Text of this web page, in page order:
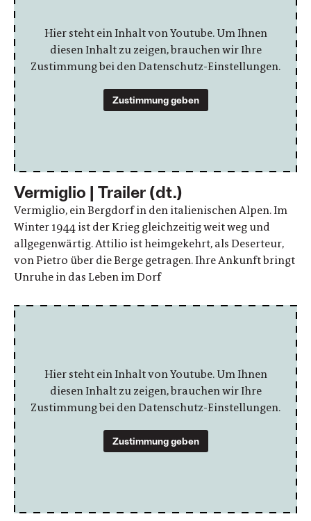
Hier steht ein Inhalt von Youtube. Um Ihnen
diesen Inhalt zu zeigen, brauchen wir Ihre
Zustimmung bei den Datenschutz-Einstellungen.
Zustimmung geben
Vermiglio | Trailer (dt.)
Vermiglio, ein Bergdorf in den italienischen Alpen. Im
Winter 1944 ist der Krieg gleichzeitig weit weg und
allgegenwärtig. Attilio ist heimgekehrt, als Deserteur,
von Pietro über die Berge getragen. Ihre Ankunft bringt
Unruhe in das Leben im Dorf
Hier steht ein Inhalt von Youtube. Um Ihnen
diesen Inhalt zu zeigen, brauchen wir Ihre
Zustimmung bei den Datenschutz-Einstellungen.
Zustimmung geben